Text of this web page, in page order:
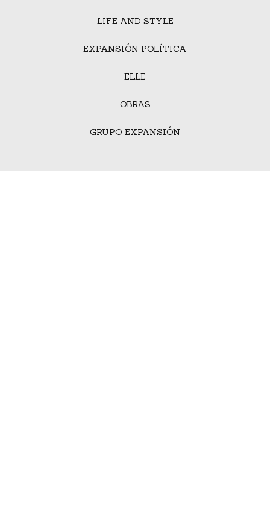
LIFE AND STYLE
EXPANSIÓN POLÍTICA
ELLE
OBRAS
GRUPO EXPANSIÓN